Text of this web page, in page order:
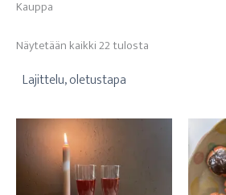
Kauppa
Näytetään kaikki 22 tulosta